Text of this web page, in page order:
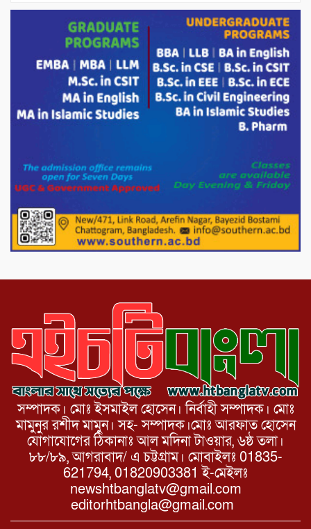
ড্যাবের ৩৭তম প্রতিষ্ঠাবার্ষিকীতে প্রধানমন্ত্রী
তারেক রহমান।
চন্দনাইশের হাশিমপুর ৪ নং ওয়ার্ডে ৫’শতাধিক
হতদরিদ্র পরিবারের মাঝে খাদ্যসামগ্রী বিতরণ
করেন মনজুর মোরশেদ
পরিবেশ রক্ষায় পাটগ্রামে ইহসান ইয়ুথ
মিরপুর-১১ নম্বরে দুর্বৃত্তদের গুলিতে বিএনপি
নেতা গুরুতর আহত
পাটগ্রামে চিকিৎসা সেবায় বীর মুক্তিযোদ্ধা দবির
উদ্দিন ফাউন্ডেশন
সম্পাদক। মোঃ ইসমাইল হোসেন। নির্বাহী সম্পাদক। মোঃ
মামুনুর রশীদ মামুন। সহ- সম্পাদক।মোঃ আরফাত হোসেন
যোগাযোগের ঠিকানাঃ আল মদিনা টাওয়ার, ৬ষ্ঠ তলা।
৮৮/৮৯, আগরাবাদ/ এ চট্টগ্রাম। মোবাইলঃ 01835-
621794, 01820903381 ই-মেইলঃ
newshtbanglatv@gmail.com
editorhtbangla@gmail.com